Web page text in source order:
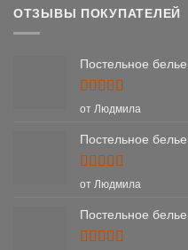
ОТЗЫВЫ ПОКУПАТЕЛЕЙ
Постельное
Оценка5
от Людмила
Постельное
Оценка5
от Людмила
Постельное